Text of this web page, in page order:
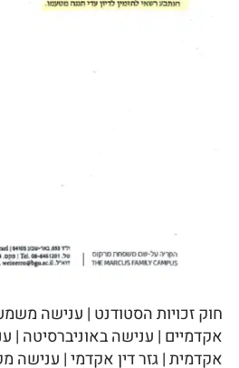
חוק זכויות הסטודנט | ענישה
אקדמיים | ענישה באוניברסיטה
אקדמית | גזר דין אקדמי | ענישה